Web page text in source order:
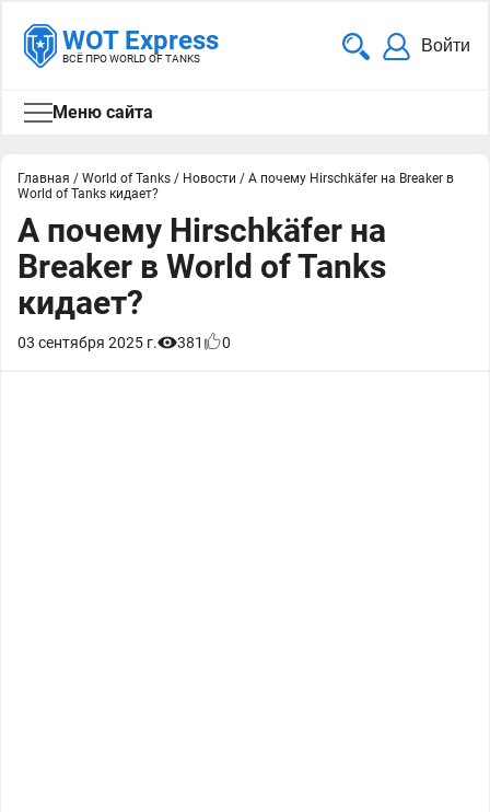
WOT Express
ВСЁ ПРО WORLD OF TANKS
Войти
Меню сайта
Главная / World of Tanks / Новости / А почему Hirschkäfer на Breaker в
World of Tanks кидает?
А почему Hirschkäfer на
Breaker в World of Tanks
кидает?
03 сентября 2025 г. 381 0